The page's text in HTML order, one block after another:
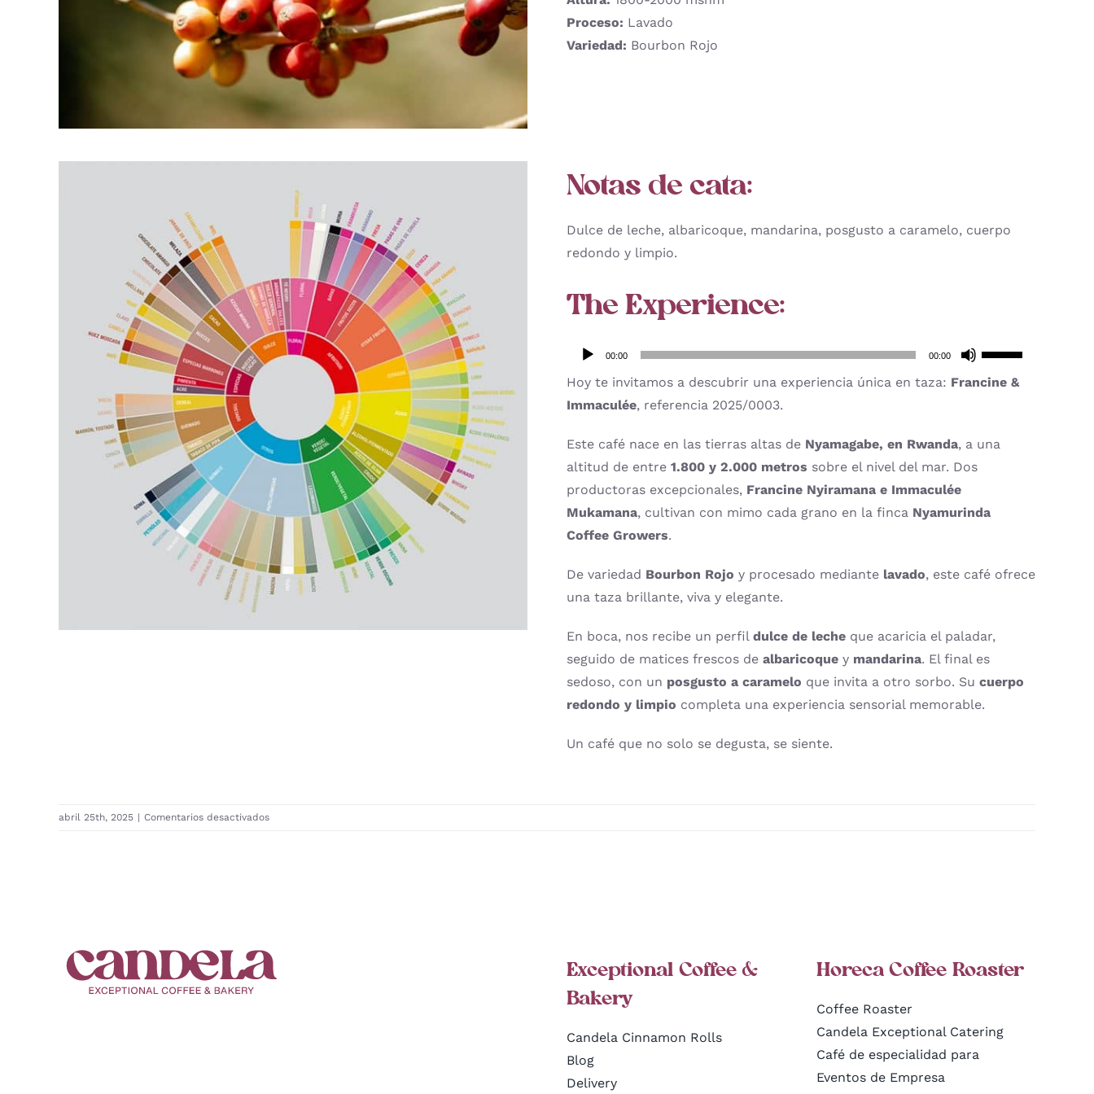
Proceso: Lavado
Variedad: Bourbon Rojo
Notas de cata:
Dulce de leche, albaricoque, mandarina, posgusto a caramelo, cuerpo
redondo y limpio.
The Experience:
Reproductor
audio
00:00 00:00
Utiliza
flecha
aumentar
el
Hoy te invitamos a descubrir una experiencia única en taza: Francine &
Immaculée, referencia 2025/0003.
Este café nace en las tierras altas de Nyamagabe, en Rwanda, a una
altitud de entre 1.800 y 2.000 metros sobre el nivel del mar. Dos
productoras excepcionales, Francine Nyiramana e Immaculée
Mukamana, cultivan con mimo cada grano en la finca Nyamurinda
Coffee Growers.
De variedad Bourbon Rojo y procesado mediante lavado, este café ofrece
una taza brillante, viva y elegante.
En boca, nos recibe un perfil dulce de lecheque acaricia el paladar,
seguido de matices frescos de albaricoquey mandarina. El final es
sedoso, con un posgusto a caramelo que invita a otro sorbo. Su cuerpo
redondo y limpio completa una experiencia sensorial memorable.
Un café que no solo se degusta, se siente.
abril 25th, 2025 | Comentarios desactivadosen
Exceptional Coffee &
Bakery
Candela Cinnamon Rolls
Blog
Delivery
Horeca Coffee Roaster
Coffee Roaster
Candela Exceptional Catering
Café de especialidad para
Eventos de Empresa